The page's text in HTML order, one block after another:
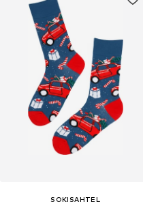
SOKISAHTEL